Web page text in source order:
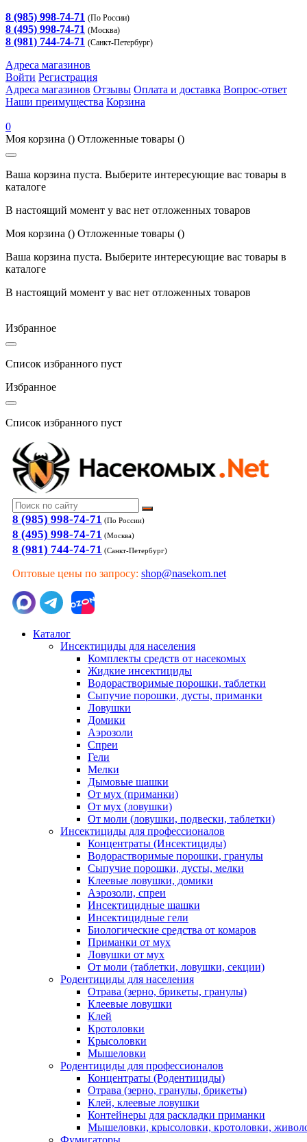
8 (985) 998-74-71 (По России)
8 (495) 998-74-71 (Москва)
8 (981) 744-74-71 (Санкт-Петербург)
Адреса магазинов
Войти Регистрация
Адреса магазинов Отзывы Оплата и доставка Вопрос-ответ
Наши преимущества Корзина
0
Моя корзина () Отложенные товары ()
Ваша корзина пуста. Выберите интересующие вас товары в
каталоге
В настоящий момент у вас нет отложенных товаров
Моя корзина () Отложенные товары ()
Ваша корзина пуста. Выберите интересующие вас товары в
каталоге
В настоящий момент у вас нет отложенных товаров
Избранное
Список избранного пуст
Избранное
Список избранного пуст
8 (985) 998-74-71 (По России)
8 (495) 998-74-71 (Москва)
8 (981) 744-74-71 (Санкт-Петербург)
Оптовые цены по запросу: shop@nasekom.net
Каталог
Инсектициды для населения
Комплекты средств от насекомых
Жидкие инсектициды
Водорастворимые порошки, таблетки
Сыпучие порошки, дусты, приманки
Ловушки
Домики
Аэрозоли
Спреи
Гели
Мелки
Дымовые шашки
От мух (приманки)
От мух (ловушки)
От моли (ловушки, подвески, таблетки)
Инсектициды для профессионалов
Концентраты (Инсектициды)
Водорастворимые порошки, гранулы
Сыпучие порошки, дусты, мелки
Клеевые ловушки, домики
Аэрозоли, спреи
Инсектицидные шашки
Инсектицидные гели
Биологические средства от комаров
Приманки от мух
Ловушки от мух
От моли (таблетки, ловушки, секции)
Родентициды для населения
Отрава (зерно, брикеты, гранулы)
Клеевые ловушки
Клей
Кротоловки
Крысоловки
Мышеловки
Родентициды для профессионалов
Концентраты (Родентициды)
Отрава (зерно, гранулы, брикеты)
Клей, клеевые ловушки
Контейнеры для раскладки приманки
Мышеловки, крысоловки, кротоловки,
Фумигаторы